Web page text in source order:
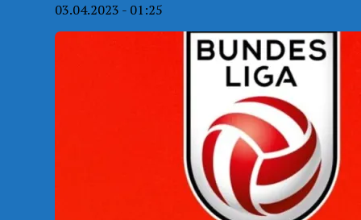
03.04.2023 - 01:25